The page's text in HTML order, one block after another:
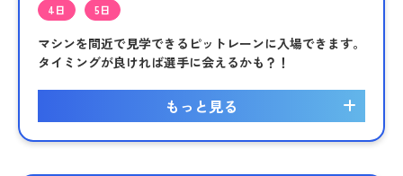
4日 5日
マシンを間近で見学できるピットレーンに入場できます。
タイミングが良ければ選手に会えるかも？！
もっと見る